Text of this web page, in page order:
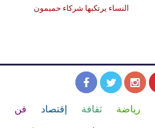
النساء يرتكبها شركاء حميمون
رياضة ثقافة إقتصاد فن